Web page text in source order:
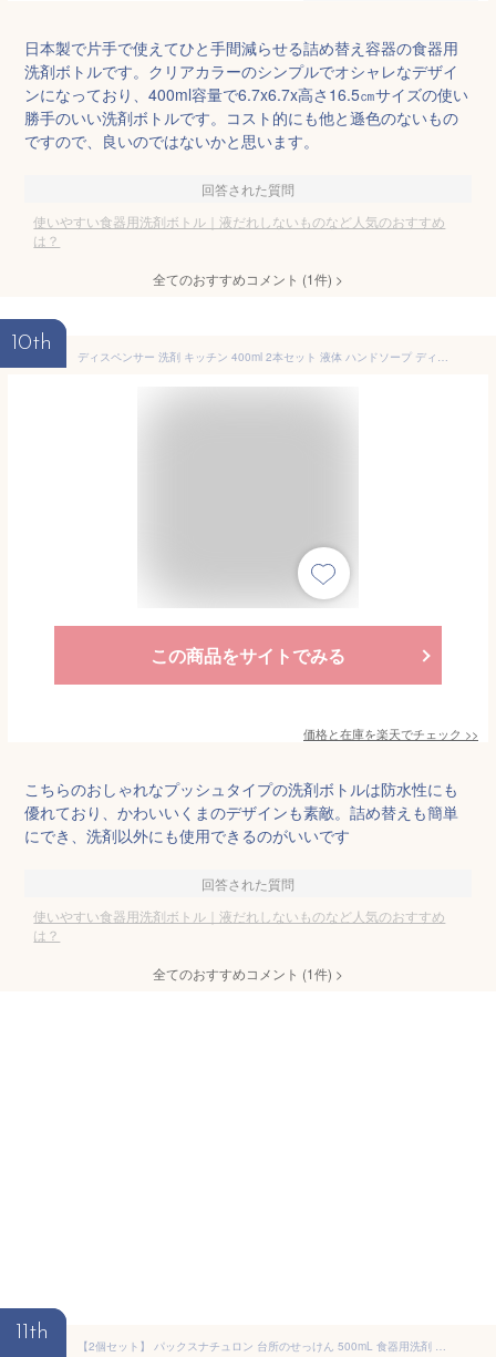
日本製で片手で使えてひと手間減らせる詰め替え容器の食器用
洗剤ボトルです。クリアカラーのシンプルでオシャレなデザイ
ンになっており、400ml容量で6.7x6.7x高さ16.5㎝サイズの使い
勝手のいい洗剤ボトルです。コスト的にも他と遜色のないもの
ですので、良いのではないかと思います。
回答された質問
使いやすい食器用洗剤ボトル｜液だれしないものなど人気のおすすめ
は？
全てのおすすめコメント (1件) >
10th
ディスペンサー 洗剤 キッチン 400ml 2本セット 液体 ハンドソープ ディスペンサー 手動 ワンプッシュ プッシュタイプ 防水 食器用洗剤 台所 詰め替えボトル 詰め替え 化粧水 クマ くま かわいい アニマル柄
この商品をサイトでみる
価格と在庫を楽天でチェック >>
こちらのおしゃれなプッシュタイプの洗剤ボトルは防水性にも
優れており、かわいいくまのデザインも素敵。詰め替えも簡単
にでき、洗剤以外にも使用できるのがいいです
回答された質問
使いやすい食器用洗剤ボトル｜液だれしないものなど人気のおすすめ
は？
全てのおすすめコメント (1件) >
11th
【2個セット】 パックスナチュロン 台所のせっけん 500mL 食器用洗剤 食器用 洗剤 ポンプタイプ パックス キッチン ナチュロン 厨房用洗剤 ボトル 植物油 食器洗用 敏感肌 低刺激 台所用洗剤 清掃 本体 太陽油脂 掃除 無香料 台所洗剤 台所